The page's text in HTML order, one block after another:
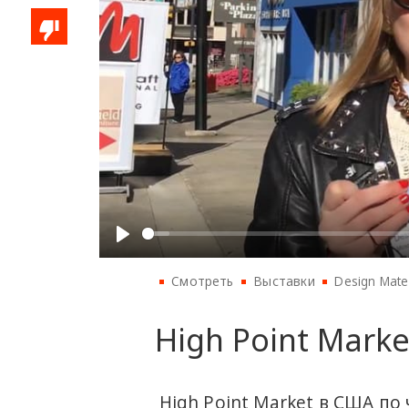
Смотреть Выставки Design
High Point
High Point Market в США по